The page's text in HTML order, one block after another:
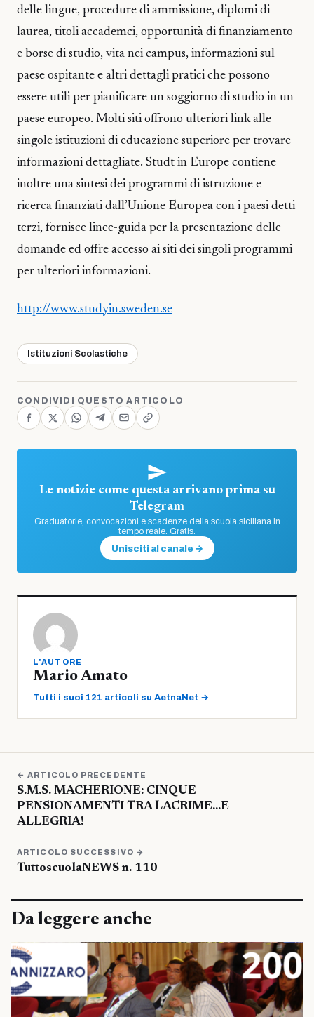
delle lingue, procedure di ammissione, diplomi di
laurea, titoli accademci, opportunità di finanziamento
e borse di studio, vita nei campus, informazioni sul
paese ospitante e altri dettagli pratici che possono
essere utili per pianificare un soggiorno di studio in un
paese europeo. Molti siti offrono ulteriori link alle
singole istituzioni di educazione superiore per trovare
informazioni dettagliate. Studt in Europe contiene
inoltre una sintesi dei programmi di istruzione e
ricerca finanziati dall’Unione Europea con i paesi detti
terzi, fornisce linee-guida per la presentazione delle
domande ed offre accesso ai siti dei singoli programmi
per ulteriori informazioni.
http://www.studyin.sweden.se
Istituzioni Scolastiche
CONDIVIDI QUESTO ARTICOLO
Le notizie come questa arrivano prima su
Telegram
Graduatorie, convocazioni e scadenze della scuola siciliana in
tempo reale. Gratis.
Unisciti al canale →
L'AUTORE
Mario Amato
Tutti i suoi 121 articoli su AetnaNet →
← ARTICOLO PRECEDENTE
S.M.S. MACHERIONE: CINQUE
PENSIONAMENTI TRA LACRIME…E
ALLEGRIA!
ARTICOLO SUCCESSIVO →
TuttoscuolaNEWS n. 110
Da leggere anche